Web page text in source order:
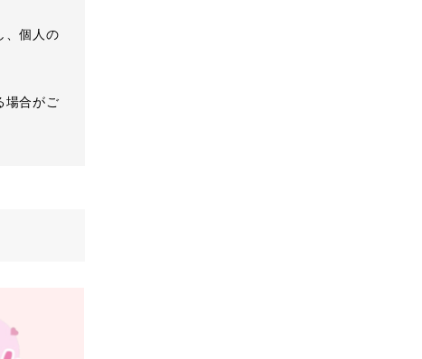
、個人の
場合がご